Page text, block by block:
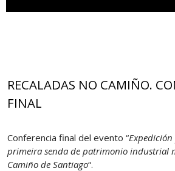
RECALADAS NO CAMIÑO.
FINAL
Conferencia final del evento “
primeira senda de patrimonio industrial
Camiño de Santiago“.